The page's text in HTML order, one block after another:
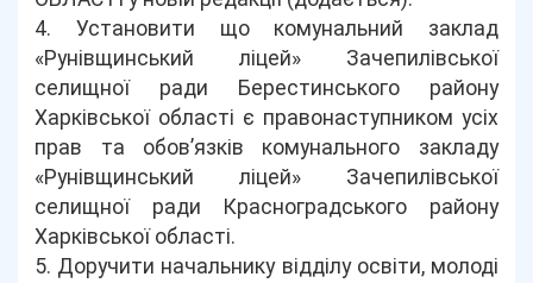
4. Установити що комунальний заклад
«Рунівщинський ліцей» Зачепилівської
селищної ради Берестинського району
Харківської області є правонаступником усіх
прав та обов’язків комунального закладу
«Рунівщинський ліцей» Зачепилівської
селищної ради Красноградського району
Харківської області.
5. Доручити начальнику відділу освіти, молоді